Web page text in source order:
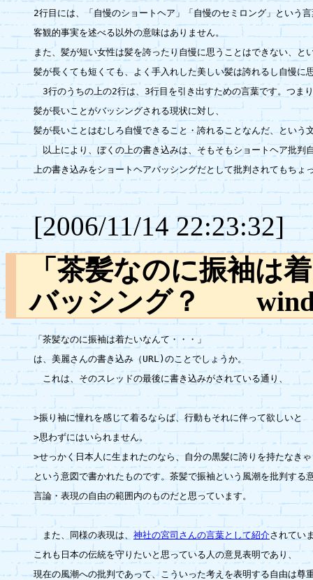
2行目には、「自慢のショートヘア」「自慢のセミロング」という
客観的事実を述べる以外の意味はありません。
また、髪が短い女性は髪を誇ったり自慢に思うことはできない、と
髪が長くても短くても、よく手入れした美しい髪は誇れるし自慢に
3行のうちの上の2行は、3行目を引き出すための言葉です。つま
髪が長いことがバッシングされる現状に対し、
髪が長いことはむしろ自慢できること・誇れることなんだ、という
以上により、ぼくの上の書き込みは、そもそもショートヘア批判
上の書き込みをショートヘアバッシングだとして批判されてもちょ
[2006/11/14 22:23:32]
「茶髪なのに振袖は
バッシング？
「茶髪なのに振袖は着たいなんて・・・」
は、美麗さんの書き込み（URL)のことでしょうか。
これは、そのスレッドの最後に書き込みがされている通り、
>振り袖に憧れを感じて着るならば、行動もそれに伴って欲しいと
>思わずにはいられません。
>せっかく日本人に生まれたのなら、自分の黒髪に誇りを持たなき
という意図で書かれたものです。茶髪で振袖という風潮を批判する
言論・表現の自由の範囲内のものだと思っています。
また、同様の表現は、 神社の宮司さんの言葉として紹介されてい
これも日本の伝統を守りたいと思っている人の意見表明であり、
現在の風潮への批判であって、こういった考えを表明する自由は尊